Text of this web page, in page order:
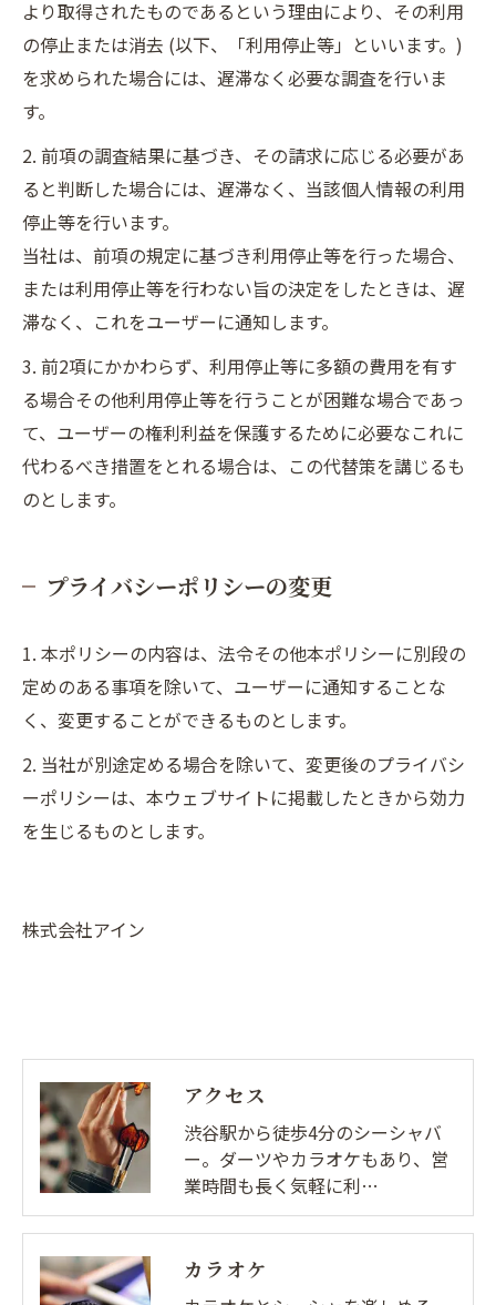
より取得されたものであるという理由により、その利用
の停止または消去 (以下、「利用停止等」といいます。)
を求められた場合には、遅滞なく必要な調査を行いま
す。
2. 前項の調査結果に基づき、その請求に応じる必要があ
ると判断した場合には、遅滞なく、当該個人情報の利用
停止等を行います。
当社は、前項の規定に基づき利用停止等を行った場合、
または利用停止等を行わない旨の決定をしたときは、遅
滞なく、これをユーザーに通知します。
3. 前2項にかかわらず、利用停止等に多額の費用を有す
る場合その他利用停止等を行うことが困難な場合であっ
て、ユーザーの権利利益を保護するために必要なこれに
代わるべき措置をとれる場合は、この代替策を講じるも
のとします。
プライバシーポリシーの変更
1. 本ポリシーの内容は、法令その他本ポリシーに別段の
定めのある事項を除いて、ユーザーに通知することな
く、変更することができるものとします。
2. 当社が別途定める場合を除いて、変更後のプライバシ
ーポリシーは、本ウェブサイトに掲載したときから効力
を生じるものとします。
株式会社アイン
アクセス
渋谷駅から徒歩4分のシーシャバ
ー。ダーツやカラオケもあり、営
業時間も長く気軽に利…
カラオケ